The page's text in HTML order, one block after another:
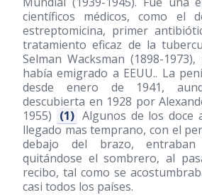
científicos médicos, como el
estreptomicina, primer
tratamiento eficaz de la
Selman Wacksman (1898-1973),
había emigrado a EEUU.. La
desde enero de 1941,
descubierta en 1928 por
1955) (1) Algunos de los doce
llegado mas temprano, con el
debajo del brazo,
quitándose el sombrero, al
recibo, tal como se
casi todos los países.